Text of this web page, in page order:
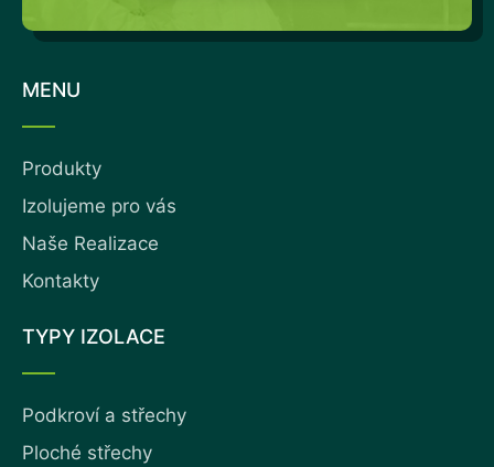
MENU
Produkty
Izolujeme pro vás
Naše Realizace
Kontakty
TYPY IZOLACE
Podkroví a střechy
Ploché střechy